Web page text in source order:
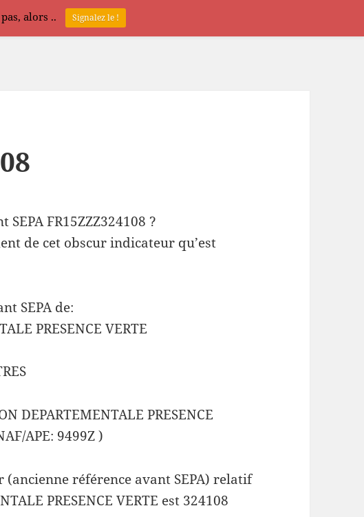
FR15ZZZ324108 ?
de cet obscur indicateur qu’est
SEPA de:
PRESENCE VERTE
DEPARTEMENTALE PRESENCE
APE: 9499Z )
référence avant SEPA) relatif
PRESENCE VERTE est 324108
alors .. Signalez le !